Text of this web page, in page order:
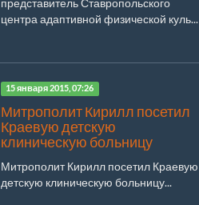
центра адаптивной физической куль...
15 января 2015, 07:26
Митрополит Кирилл посетил
Краевую детскую
клиническую больницу
Митрополит Кирилл посетил Краевую
детскую клиническую больницу...